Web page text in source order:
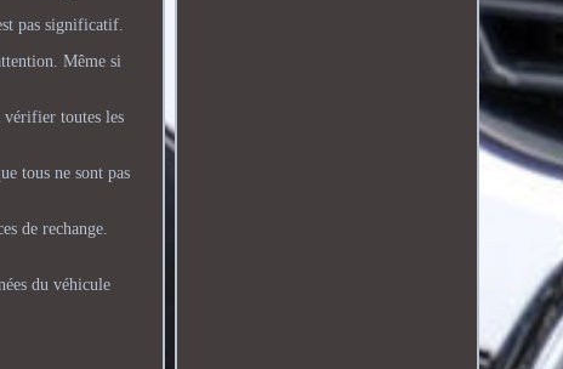
pas significatif.
Même si
vérifier toutes les
tous ne sont pas
de rechange.
du véhicule